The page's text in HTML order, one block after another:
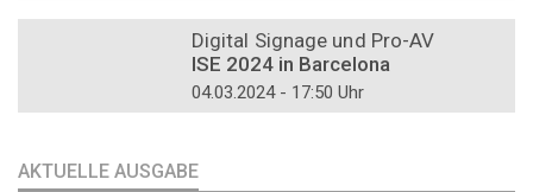
Digital Signage und Pro-AV
ISE 2024 in Barcelona
04.03.2024 - 17:50 Uhr
AKTUELLE AUSGABE